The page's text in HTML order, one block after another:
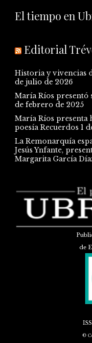
El tiempo en
Editorial
Historia y vivencias
de julio de 2026
María Ríos presentó
de febrero de 2025
María Ríos presenta
poesía Recuerdos 1
La Remonarquía
Jesús Ynfante,
Margarita García
de
©